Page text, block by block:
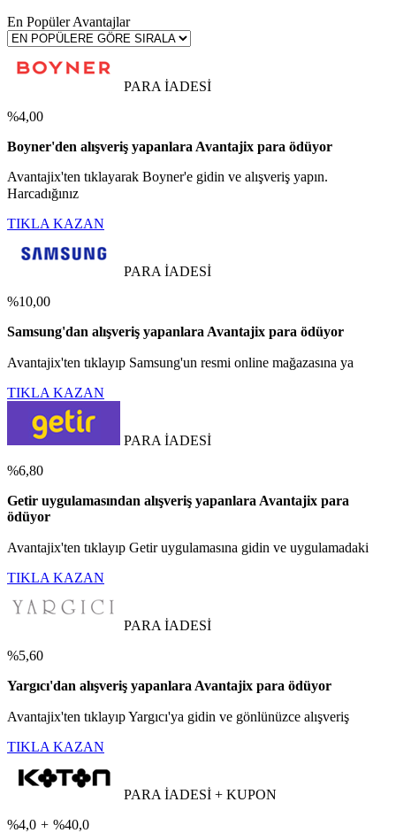
En Popüler Avantajlar
PARA İADESİ
%4,00
Boyner'den alışveriş yapanlara Avantajix para ödüyor
Avantajix'ten tıklayarak Boyner'e gidin ve alışveriş yapın.
Harcadığınız
TIKLA KAZAN
PARA İADESİ
%10,00
Samsung'dan alışveriş yapanlara Avantajix para ödüyor
Avantajix'ten tıklayıp Samsung'un resmi online mağazasına ya
TIKLA KAZAN
PARA İADESİ
%6,80
Getir uygulamasından alışveriş yapanlara Avantajix para
ödüyor
Avantajix'ten tıklayıp Getir uygulamasına gidin ve uygulamadaki
TIKLA KAZAN
PARA İADESİ
%5,60
Yargıcı'dan alışveriş yapanlara Avantajix para ödüyor
Avantajix'ten tıklayıp Yargıcı'ya gidin ve gönlünüzce alışveriş
TIKLA KAZAN
PARA İADESİ + KUPON
%4,0 + %40,0